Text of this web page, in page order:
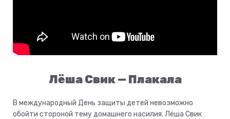
Лёша Свик — Плакала
В международный День защиты детей невозможно
обойти стороной тему домашнего насилия. Лёша Свик